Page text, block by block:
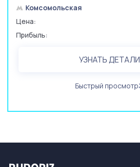
Комсомольская
Цена:
Прибыль:
УЗНАТЬ ДЕТАЛИ
Быстрый просмотр